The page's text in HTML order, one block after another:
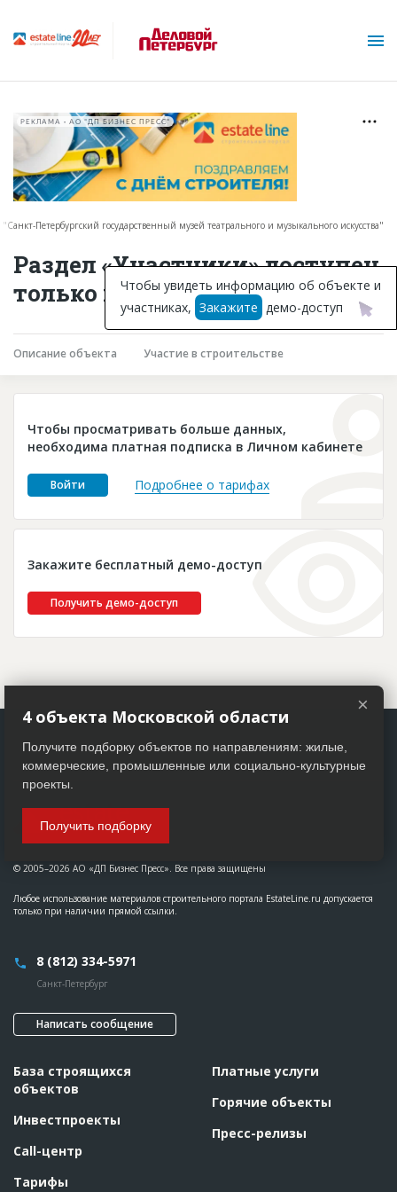
Горячие объекты
База строящихся объектов
Инвестпроекты
Глоссарий
Платные услуги
Пресс-релизы
РЕКЛАМА • АО "ДП БИЗНЕС ПРЕСС"
Петербургский государственный музей театрального и музыкального искусства"
Раздел «Участники» доступен
только подписчикам
Описание объекта Участие в строительстве
Чтобы просматривать больше данных,
необходима платная подписка в Личном кабинете
Войти Подробнее о тарифах
Закажите бесплатный демо-доступ
Получить демо-доступ
Чтобы увидеть информацию об объекте и
участниках, Закажите демо-доступ
© 2005–2026 АО «ДП Бизнес Пресс». Все права защищены
Любое использование материалов строительного портала EstateLine.ru допускается
только при наличии прямой ссылки.
8 (812) 334-5971
Санкт-Петербург
Написать сообщение
База строящихся
объектов
Инвестпроекты
Call-центр
Тарифы
Платные услуги
Горячие объекты
Пресс-релизы
×
4 объекта Московской области
Получите подборку объектов по направлениям: жилые,
коммерческие, промышленные или социально-культурные
проекты.
Получить подборку